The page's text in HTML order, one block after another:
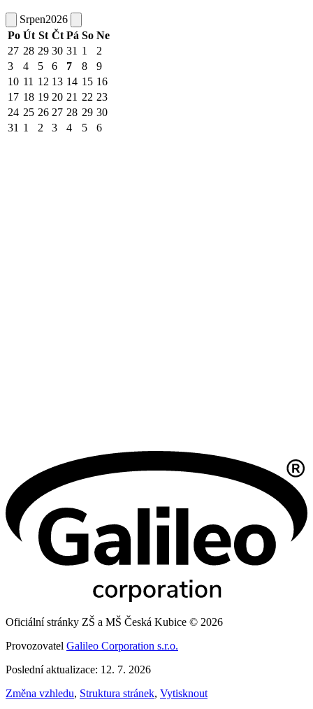
Srpen2026
Po Út St Čt Pá So Ne
27 28 29 30 31 1
2
3
4 5 6 7 8
9
10 11 12 13 14 15 16
17 18 19 20 21 22 23
24 25 26 27 28 29 30
31 1 2 3 4 5 6
Oficiální stránky ZŠ a MŠ Česká Kubice © 2026
Provozovatel Galileo Corporation s.r.o.
Poslední aktualizace: 12. 7. 2026
Změna vzhledu, Struktura stránek, Vytisknout